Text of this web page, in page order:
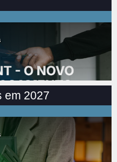
em 2027